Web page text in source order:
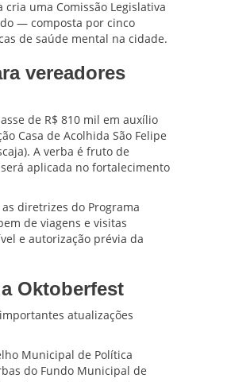
uma Comissão Legislativa
— composta por cinco
de saúde mental na cidade.
vereadores
de R$ 810 mil em auxílio
Casa de Acolhida São Felipe
A verba é fruto de
aplicada no fortalecimento
diretrizes do Programa
de viagens e visitas
e autorização prévia da
Oktoberfest
atualizações
Municipal de Política
do Fundo Municipal de